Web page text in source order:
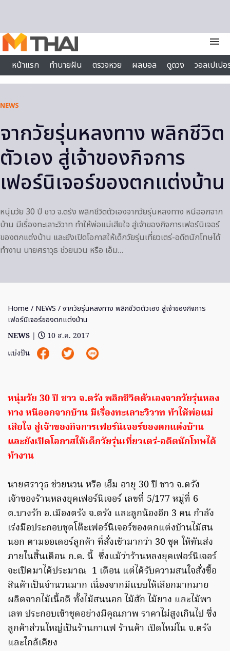
menu
หน้าแรก
ทำนายฝัน ตรวจหวย ผลบอล ดูดวง
วอลเปเป
ไลฟ์สไตล์
NEWS
จากวัยรุ่นหลงทาง พลิกชีวิต
ตัวเอง สู่เจ้าของกิจการ
เฟอร์นิเจอร์ของตกแต่งบ้าน
หนุ่มวัย 30 ปี ชาว จ.ตรัง พลิกชีวิตตัวเองจากวัยรุ่นหลงทาง หนีออกจาก
บ้าน มีเรื่องทะเลาะวิวาท ทำให้พ่อแม่เสียใจ สู่เจ้าของกิจการเฟอร์นิเจอร์
ของตกแต่งบ้าน และยังเปิดโอกาสให้เด็กวัยรุ่นเที่ยวเตร่-อดีตนักโทษได้
ทำงาน นายศราวุธ ช่วยนวน หรือ เอ็ม…
Home / NEWS / จากวัยรุ่นหลงทาง พลิกชีวิตตัวเอง สู่เจ้าของกิจการ
เฟอร์นิเจอร์ของตกแต่งบ้าน
NEWS |
10 ส.ค. 2017
แบ่งปัน
หนุ่มวัย 30 ปี ชาว จ.ตรัง พลิกชีวิตตัวเองจากวัยรุ่นหลง
ทาง หนีออกจากบ้าน มีเรื่องทะเลาะวิวาท ทำให้พ่อแม่
เสียใจ สู่เจ้าของกิจการเฟอร์นิเจอร์ของตกแต่งบ้าน
และยังเปิดโอกาสให้เด็กวัยรุ่นเที่ยวเตร่-อดีตนักโทษได้
ทำงาน
นายศราวุธ ช่วยนวน หรือ เอ็ม อายุ 30 ปี ชาว จ.ตรัง
เจ้าของร้านหลงยุคเฟอร์นิเจอร์ เลขที่ 5/177 หมู่ที่ 6
ต.บางรัก อ.เมืองตรัง จ.ตรัง และลูกน้องอีก 3 คน กำลัง
เร่งมือประกอบชุดโต๊ะเฟอร์นิเจอร์ของตกแต่งบ้านไม้สน
นอก ตามออเดอร์ลูกค้า ที่สั่งเข้ามากว่า 30 ชุด ให้ทันส่ง
ภายในสิ้นเดือน ก.ค. นี้ ซึ่งแม้ว่าร้านหลงยุคเฟอร์นิเจอร์
จะเปิดมาได้ประมาณ 1 เดือน แต่ได้รับความสนใจสั่งซื้อ
สินค้าเป็นจำนวนมาก เนื่องจากมีแบบให้เลือกมากมาย
ผลิตจากไม้เนื้อดี ทั้งไม้สนนอก ไม้สัก ไม้ยาง และไม้พา
เลท ประกอบเข้าชุดอย่างมีคุณภาพ ราคาไม่สูงเกินไป ซึ่ง
ลูกค้าส่วนใหญ่เป็นร้านกาแฟ ร้านค้า เปิดใหม่ใน จ.ตรัง
และใกล้เคียง